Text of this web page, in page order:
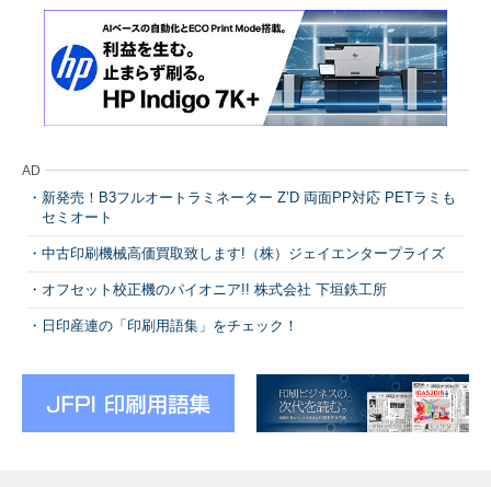
AD
新発売！B3フルオートラミネーター Z’D 両面PP対応 PETラミも
セミオート
中古印刷機械高価買取致します!（株）ジェイエンタープライズ
オフセット校正機のパイオニア!! 株式会社 下垣鉄工所
日印産連の「印刷用語集」をチェック！